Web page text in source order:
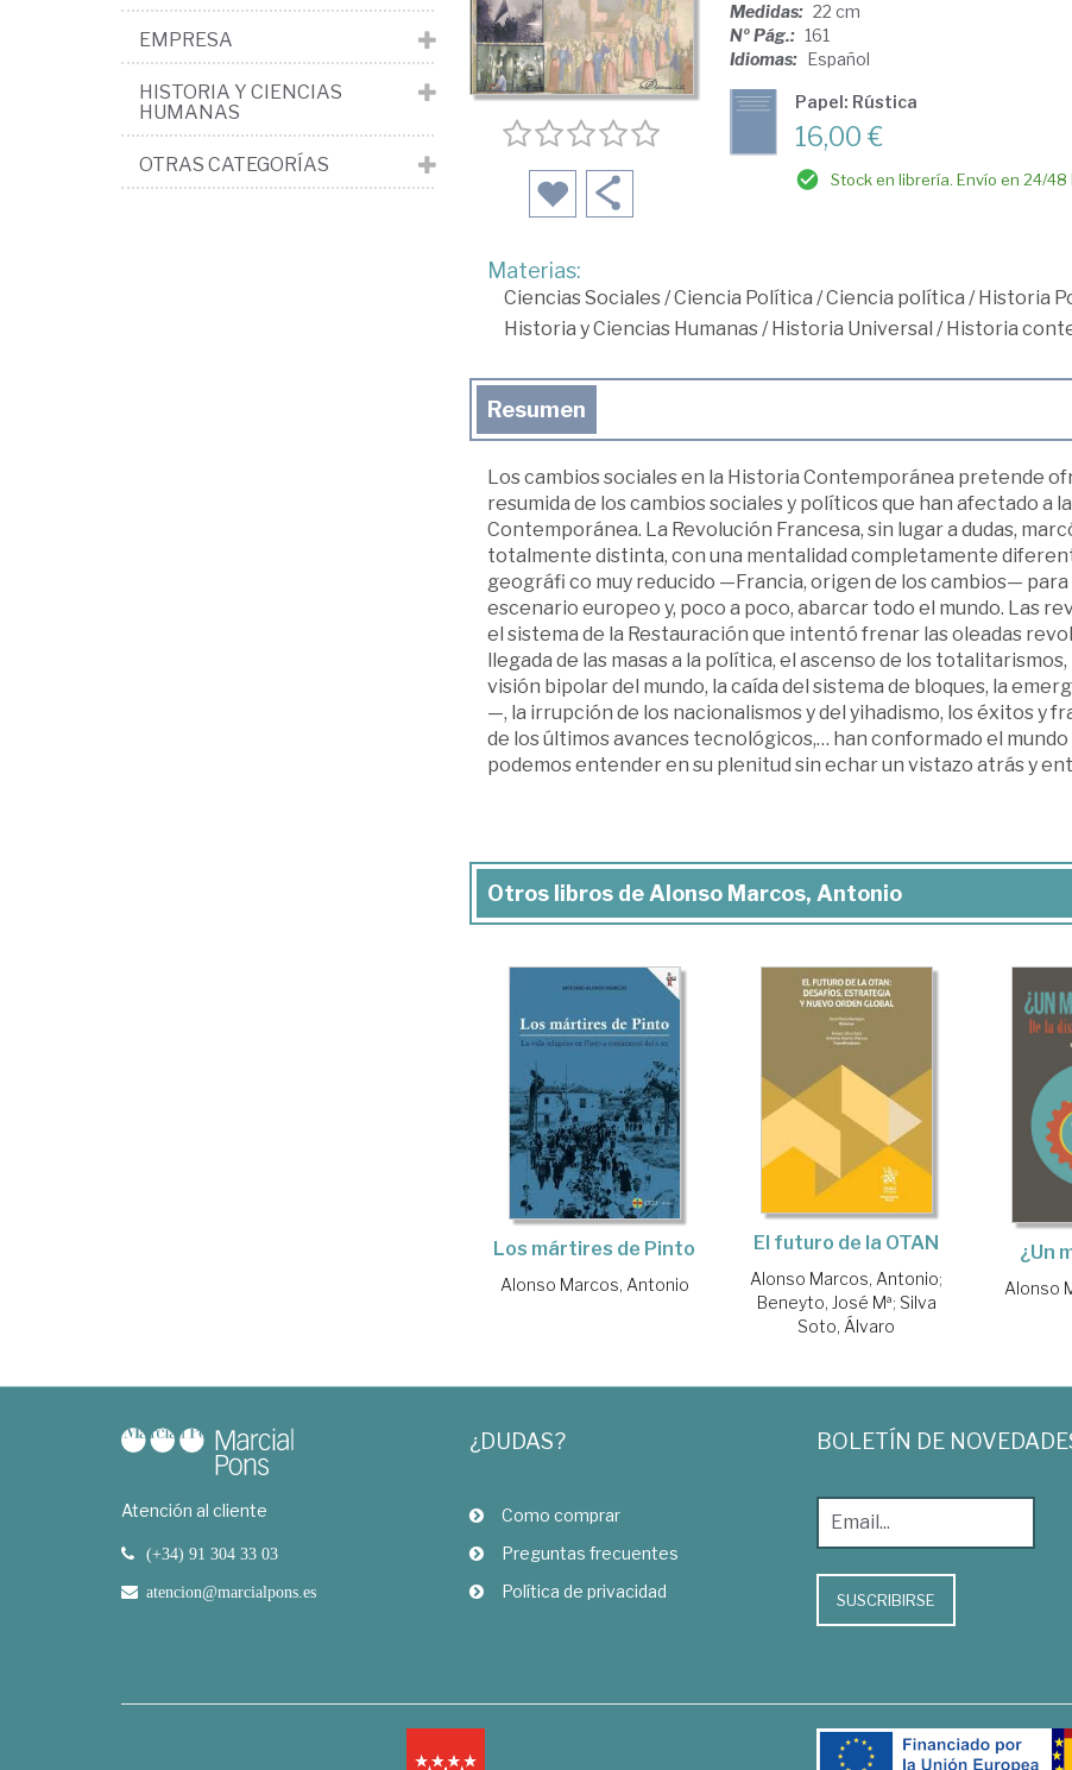
Medidas: 22 cm
Nº Pág.: 161
Idiomas: Español
Papel: Rústica
16,00 €
Stock en librería. Envío en 24/48
Materias:
Ciencias Sociales/Ciencia Política /Ciencia política /Historia
Historia y Ciencias Humanas/Historia Universal /Historia
Resumen
Los cambios sociales en la Historia Contemporánea pretende
resumida de los cambios sociales y políticos que han afectado a
Contemporánea. La Revolución Francesa, sin lugar a dudas,
totalmente distinta, con una mentalidad completamente
geográfi co muy reducido —Francia, origen de los cambios—
escenario europeo y, poco a poco, abarcar todo el mundo. Las
el sistema de la Restauración que intentó frenar las oleadas
llegada de las masas a la política, el ascenso de los
visión bipolar del mundo, la caída del sistema de bloques, la
—, la irrupción de los nacionalismos y del yihadismo, los éxitos y
de los últimos avances tecnológicos,… han conformado el mundo
podemos entender en su plenitud sin echar un vistazo atrás y
Otros libros de Alonso Marcos, Antonio
Los mártires de Pinto
Alonso Marcos, Antonio
El futuro de la OTAN
Alonso Marcos, Antonio;
Beneyto, José Mª; Silva
Soto, Álvaro
¿Un
Alonso
EMPRESA
HISTORIA Y CIENCIAS
HUMANAS
OTRAS CATEGORÍAS
Atención al cliente
(+34) 91 304 33 03
atencion@marcialpons.es
¿DUDAS?
Como comprar
Preguntas frecuentes
Política de privacidad
BOLETÍN DE
SUSCRIBIRSE